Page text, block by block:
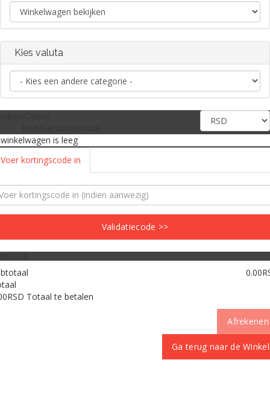
Kies valuta
winkelwagen is leeg
Voer kortingscode in
Validatiecode >>
Totaal te betalen
Afrekenen
Ga terug naar de Winkel